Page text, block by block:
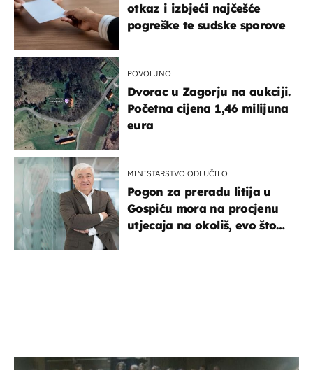
otkaz i izbjeći najčešće
pogreške te sudske sporove
POVOLJNO
Dvorac u Zagorju na aukciji.
Početna cijena 1,46 milijuna
eura
MINISTARSTVO ODLUČILO
Pogon za preradu litija u
Gospiću mora na procjenu
utjecaja na okoliš, evo što